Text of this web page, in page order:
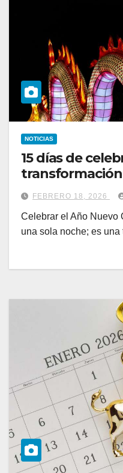
NOTICIAS
15 días de
transformación
FEBRERO 18, 2026
Celebrar el Año Nuevo
una sola noche; es